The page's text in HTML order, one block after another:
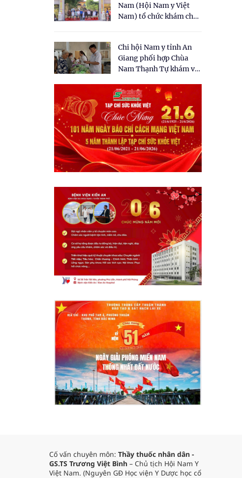
Nam (Hội Nam y Việt
Nam) tổ chức khám chữa
dân tại xã Tân Tập
Chi hội Nam y tỉnh An
Giang phối hợp Chùa
Nam Thạnh Tự khám và
nhân dân
Cố vấn chuyên môn: Thầy thuốc nhân dân -
GS.TS Trương Việt Bình – Chủ tịch Hội Nam Y
Việt Nam. (Nguyên GĐ Học viện Y Dược học cổ